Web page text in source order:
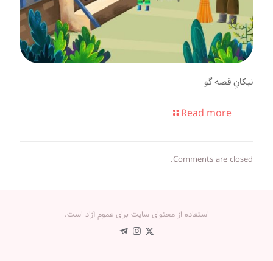
نیکانِ قصه گو
Read more
Comments are closed.
استفاده از محتوای سایت برای عموم آزاد است.